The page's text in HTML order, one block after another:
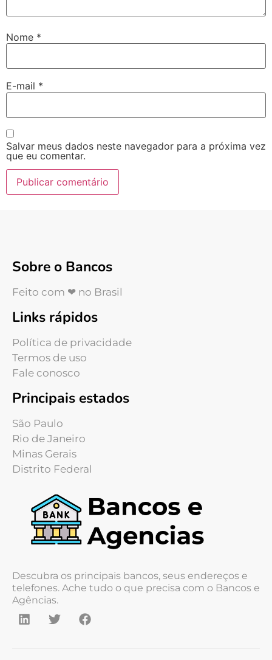
Nome *
E-mail *
Salvar meus dados neste navegador para a próxima vez
que eu comentar.
Sobre o Bancos
Feito com ❤ no Brasil
Links rápidos
Política de privacidade
Termos de uso
Fale conosco
Principais estados
São Paulo
Rio de Janeiro
Minas Gerais
Distrito Federal
Descubra os principais bancos, seus endereços e
telefones. Ache tudo o que precisa com o Bancos e
Agências.